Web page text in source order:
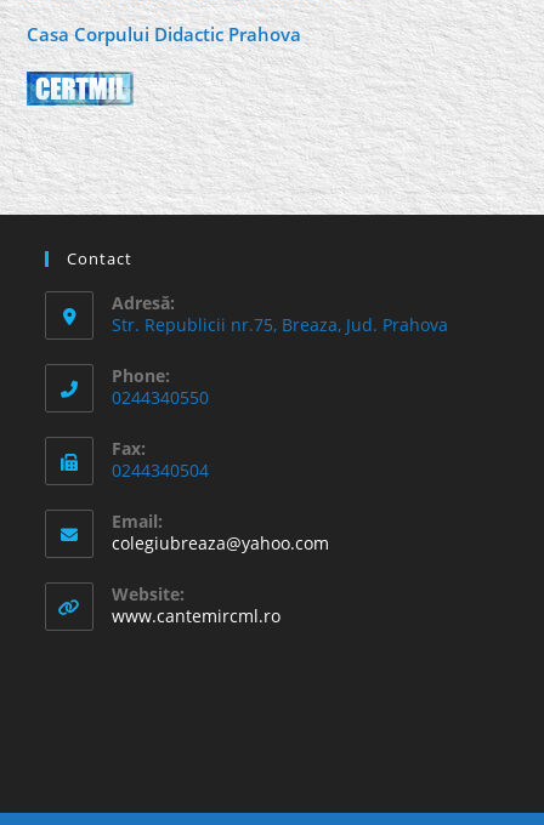
Casa Corpului Didactic Prahova
Contact
Adresă:
Str. Republicii nr.75, Breaza, Jud. Prahova
Phone:
0244340550
Fax:
0244340504
Email:
colegiubreaza@yahoo.com
Website:
www.cantemircml.ro